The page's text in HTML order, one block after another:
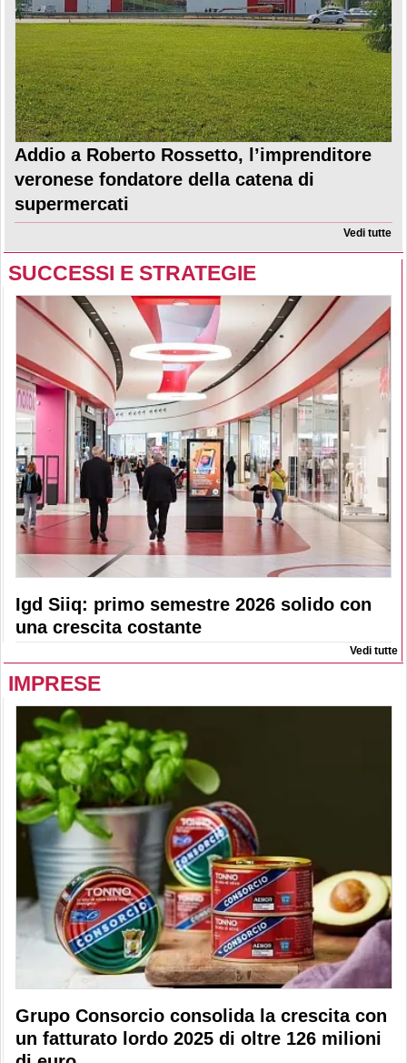
Addio a Roberto Rossetto, l’imprenditore
veronese fondatore della catena di
supermercati
Vedi tutte
SUCCESSI E STRATEGIE
Igd Siiq: primo semestre 2026 solido con
una crescita costante
Vedi tutte
IMPRESE
Grupo Consorcio consolida la crescita con
un fatturato lordo 2025 di oltre 126 milioni